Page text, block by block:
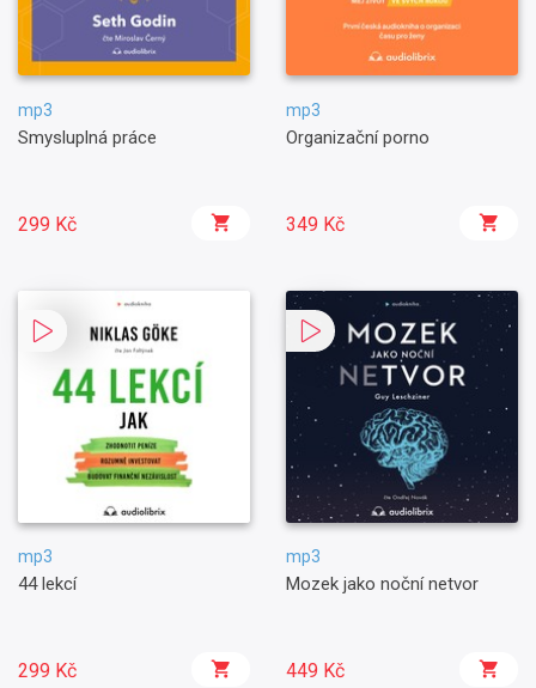
mp3
Smysluplná práce
299 Kč
mp3
Organizační porno
349 Kč
mp3
44 lekcí
299 Kč
mp3
Mozek jako noční netvor
449 Kč